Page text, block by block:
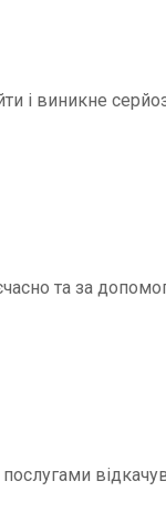
і виникне
та за